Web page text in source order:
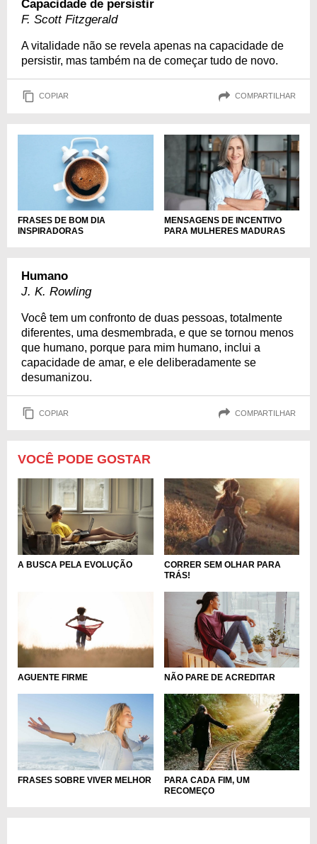
Capacidade de persistir
F. Scott Fitzgerald
A vitalidade não se revela apenas na capacidade de
persistir, mas também na de começar tudo de novo.
COPIAR COMPARTILHAR
FRASES DE BOM DIA
INSPIRADORAS
MENSAGENS DE INCENTIVO
PARA MULHERES MADURAS
Humano
J. K. Rowling
Você tem um confronto de duas pessoas, totalmente
diferentes, uma desmembrada, e que se tornou menos
que humano, porque para mim humano, inclui a
capacidade de amar, e ele deliberadamente se
desumanizou.
COPIAR COMPARTILHAR
VOCÊ PODE GOSTAR
A BUSCA PELA EVOLUÇÃO
CORRER SEM OLHAR PARA
TRÁS!
AGUENTE FIRME NÃO PARE DE ACREDITAR
FRASES SOBRE VIVER MELHOR
PARA CADA FIM, UM
RECOMEÇO